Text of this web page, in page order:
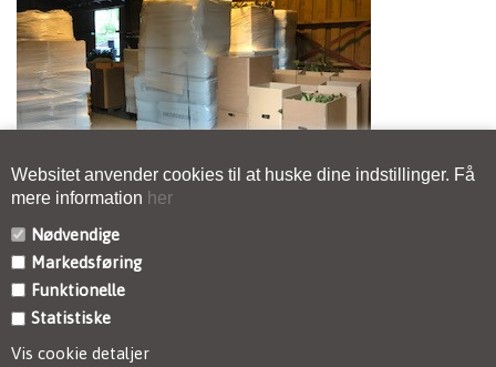
Websitet anvender cookies til at huske dine indstillinger. Få
mere information her
Nødvendige
Markedsføring
Funktionelle
Statistiske
Vis cookie detaljer
KONTAKT
INFORMATION